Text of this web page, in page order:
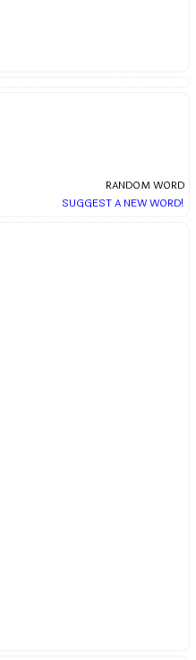
RANDOM WORD
SUGGEST A NEW WORD!